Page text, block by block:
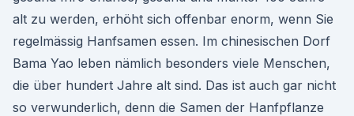
alt zu werden, erhöht sich offenbar enorm, wenn Sie
regelmässig Hanfsamen essen. Im chinesischen Dorf
Bama Yao leben nämlich besonders viele Menschen,
die über hundert Jahre alt sind. Das ist auch gar nicht
so verwunderlich, denn die Samen der Hanfpflanze